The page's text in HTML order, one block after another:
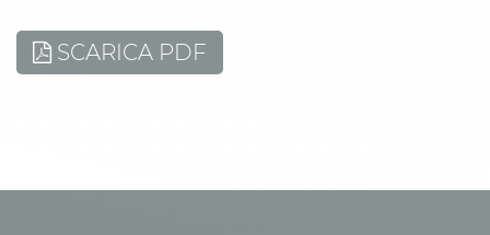
SCARICA PDF